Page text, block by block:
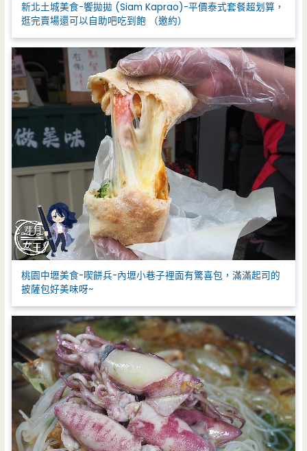
新北土城美食-饗拋拋 (Siam Kaprao)-平價泰式套餐超划算，
逛完賣場還可以自助吧吃到飽 （邀約）
桃園中壢美食-喫餅兵-內壢小巷子裡面有驚喜包，滿滿起司的
披薩包好美味呀~